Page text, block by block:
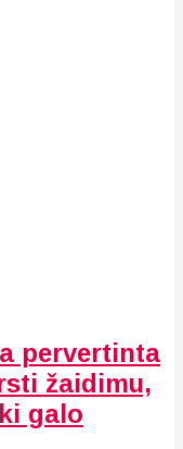
pervertinta
žaidimu,
galo